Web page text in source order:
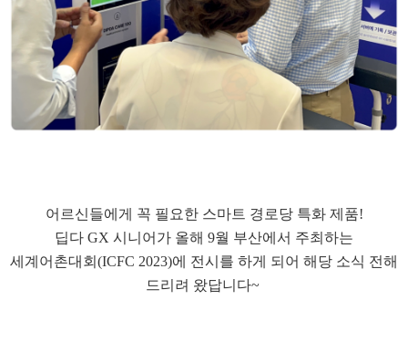
어르신들에게 꼭 필요한 스마트 경로당 특화 제품!
딥다 GX 시니어가 올해 9월 부산에서 주최하는
세계어촌대회(ICFC 2023)에 전시를 하게 되어 해당 소식 전해
드리려 왔답니다~